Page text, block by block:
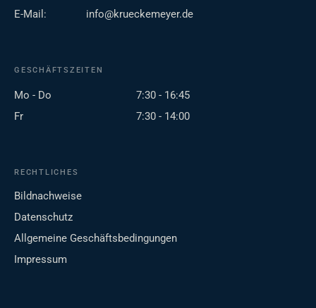
E-Mail:
info@krueckemeyer.de
GESCHÄFTSZEITEN
Mo - Do
7:30 - 16:45
Fr
7:30 - 14:00
RECHTLICHES
Bildnachweise
Datenschutz
Allgemeine Geschäftsbedingungen
Impressum